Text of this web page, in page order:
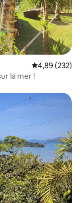
Évaluation
4,89 (232)
la mer !